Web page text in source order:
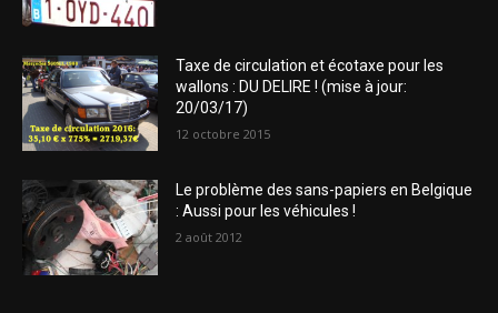
Taxe de circulation et écotaxe pour les
wallons : DU DELIRE ! (mise à jour:
20/03/17)
12 octobre 2015
Le problème des sans-papiers en Belgique
: Aussi pour les véhicules !
2 août 2012